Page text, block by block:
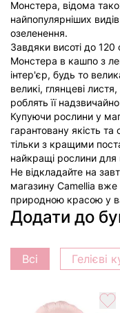
Монстера, відома
найпопулярніших
озеленення.
Завдяки висоті до
Монстера в кашпо з
інтер'єр, будь то
великі, глянцеві
роблять її
Купуючи рослини у
гарантовану якість та
тільки з кращими
найкращі рослини
Не відкладайте на
магазину Camellia вже
природною красою у
Додати до
Всі Гелієві